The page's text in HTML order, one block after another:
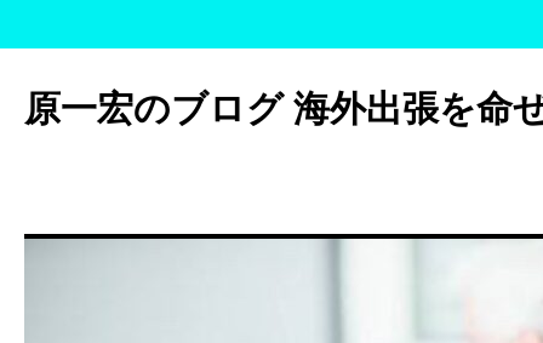
テ
ン
ッ
原一宏のブログ 海外出張を命